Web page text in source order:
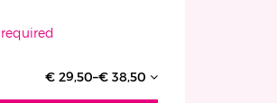
€ 29,50–€ 38,50